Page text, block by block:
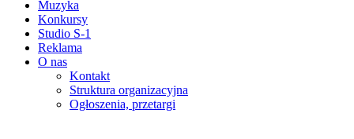
Muzyka
Konkursy
Studio S-1
Reklama
O nas
Kontakt
Struktura organizacyjna
Ogłoszenia, przetargi